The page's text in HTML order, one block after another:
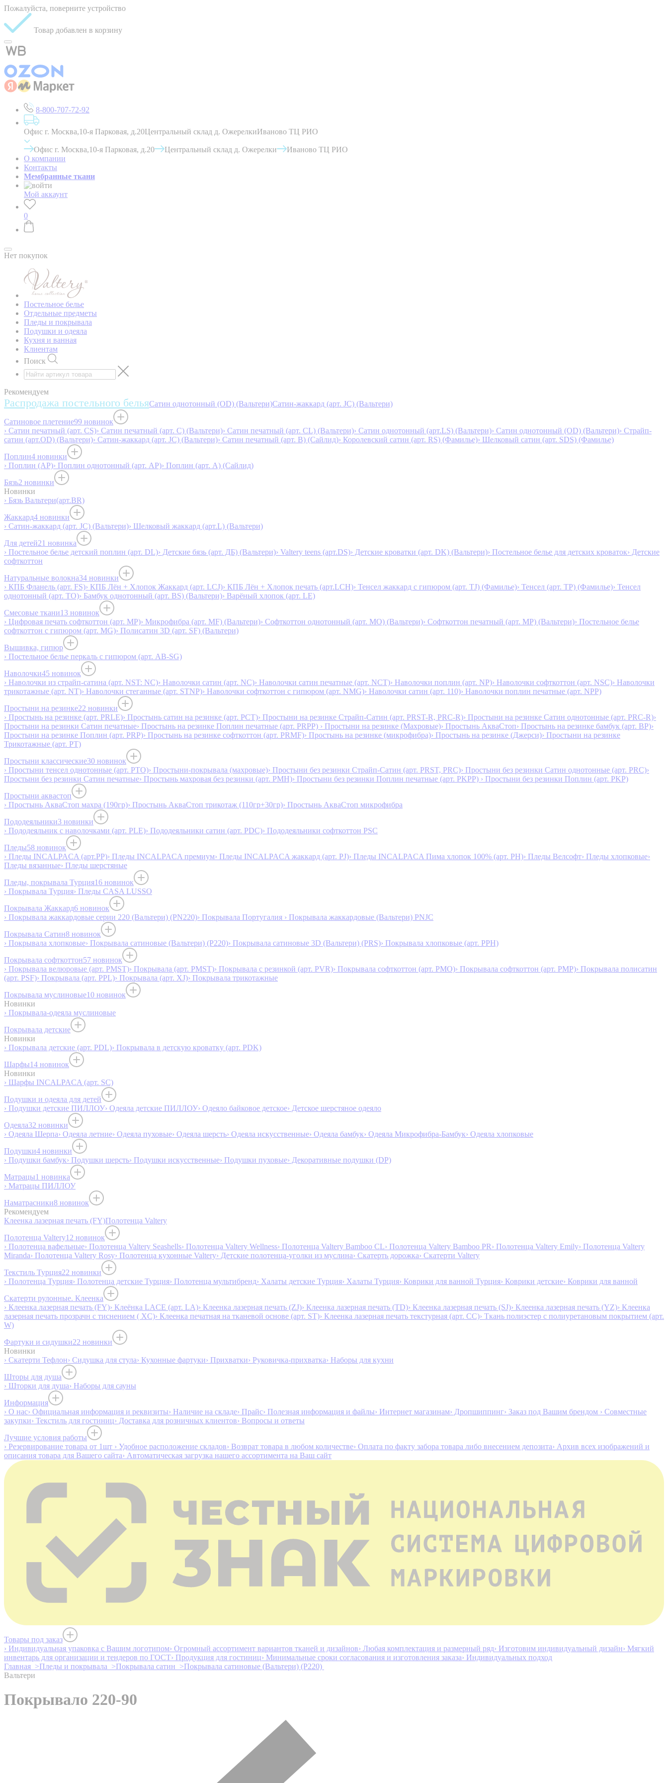
Пожалуйста, поверните устройство
Товар добавлен в корзину
8-800-707-72-92
Офис г. Москва,10-я Парковая, д.20Центральный склад д. ОжерелкиИваново ТЦ РИО
Офис г. Москва,10-я Парковая, д.20 Центральный склад д. Ожерелки
Иваново ТЦ РИО
О компании
Контакты
Мембранные ткани
Мой аккаунт
0
Нет покупок
Постельное белье
Отдельные предметы
Пледы и покрывала
Подушки и одеяла
Кухня и ванная
Клиентам
Поиск
Рекомендуем
Распродажа постельного бельяСатин однотонный (OD) (Вальтери)Сатин-жаккард (арт. JC) (Вальтери)
Сатиновое плетение99 новинок
› Сатин печатный (арт. СS)› Сатин печатный (арт. С) (Вальтери)› Сатин печатный (арт. СL) (Вальтери)› Сатин однотонный (арт.LS) (Вальтери)› Сатин однотонный (OD) (Вальтери)› Страйп-
сатин (арт.OD) (Вальтери)› Сатин-жаккард (арт. JC) (Вальтери)› Сатин печатный (арт. В) (Сайлид)› Королевский сатин (арт. RS) (Фамилье)› Шелковый сатин (арт. SDS) (Фамилье)
Поплин4 новинки
› Поплин (AP)› Поплин однотонный (арт. AP)› Поплин (арт. А) (Сайлид)
Бязь2 новинки
Новинки
› Бязь Вальтери(арт.BR)
Жаккард4 новинки
› Сатин-жаккард (арт. JC) (Вальтери)› Шелковый жаккард (арт.L) (Вальтери)
Для детей21 новинка
› Постельное белье детский поплин (арт. DL)› Детские бязь (арт. ДБ) (Вальтери)› Valtery teens (арт.DS)› Детские кроватки (арт. DK) (Вальтери)› Постельное белье для детских кроваток› Детские
софткоттон
Натуральные волокна34 новинки
› КПБ Фланель (арт. FS)› КПБ Лён + Хлопок Жаккард (арт. LCJ)› КПБ Лён + Хлопок печать (арт.LCH)› Тенсел жаккард с гипюром (арт. TJ) (Фамилье)› Тенсел (арт. ТР) (Фамилье)› Тенсел
однотонный (арт. TO)› Бамбук однотонный (арт. BS) (Вальтери)› Варёный хлопок (арт. LE)
Смесовые ткани13 новинок
› Цифровая печать софткоттон (арт. MP)› Микрофибра (арт. MF) (Вальтери)› Софткоттон однотонный (арт. MO) (Вальтери)› Софткоттон печатный (арт. MР) (Вальтери)› Постельное белье
софткоттон с гипюром (арт. MG)› Полисатин 3D (арт. SF) (Вальтери)
Вышивка, гипюр
› Постельное белье перкаль с гипюром (арт. AB-SG)
Наволочки45 новинок
› Наволочки из страйп-сатина (арт. NST: NC)› Наволочки сатин (арт. NC)› Наволочки сатин печатные (арт. NCT)› Наволочки поплин (арт. NP)› Наволочки софткоттон (арт. NSC)› Наволочки
трикотажные (арт. NT)› Наволочки стеганные (арт. STNP)› Наволочки софткоттон с гипюром (арт. NMG)› Наволочки сатин (арт. 110)› Наволочки поплин печатные (арт. NPP)
Простыни на резинке22 новинки
› Простынь на резинке (арт. PRLE)› Простынь сатин на резинке (арт. PCT)› Простыни на резинке Страйп-Сатин (арт. PRST-R, PRC-R)› Простыни на резинке Сатин однотонные (арт. PRC-R)›
Простыни на резинки Сатин печатные› Простынь на резинке Поплин печатные (арт. PRPP) › Простыни на резинке (Махровые)› Простынь АкваСтоп› Простынь на резинке бамбук (арт. BP)›
Простыни на резинке Поплин (арт. PRP)› Простынь на резинке софткоттон (арт. PRMF)› Простынь на резинке (микрофибра)› Простынь на резинке (Джерси)› Простыни на резинке
Трикотажные (арт. РТ)
Простыни классические30 новинок
› Простыни тенсел однотонные (арт. PTO)› Простыни-покрывала (махровые)› Простыни без резинки Страйп-Сатин (арт. PRST, PRC)› Простыни без резинки Сатин однотонные (арт. PRC)›
Простыни без резинки Сатин печатные› Простынь махровая без резинки (арт. PMH)› Простыни без резинки Поплин печатные (арт. PKPP) › Простыни без резинки Поплин (арт. PKP)
Простыни аквастоп
› Простынь АкваСтоп махра (190гр)› Простынь АкваСтоп трикотаж (110гр+30гр)› Простынь АкваСтоп микрофибра
Пододеяльники3 новинки
› Пододеяльник с наволочками (арт. PLE)› Пододеяльники сатин (арт. PDC)› Пододеяльники софткоттон PSC
Пледы58 новинок
› Пледы INCALPACA (арт.PP)› Пледы INCALPACA премиум› Пледы INCALPACA жаккард (арт. PJ)› Пледы INCALPACA Пима хлопок 100% (арт. PH)› Пледы Велсофт› Пледы хлопковые›
Пледы вязанные› Пледы шерстяные
Пледы, покрывала Турция16 новинок
› Покрывала Турция› Пледы CASA LUSSO
Покрывала Жаккард6 новинок
› Покрывала жаккардовые серии 220 (Вальтери) (PN220)› Покрывала Португалия › Покрывала жаккардовые (Вальтери) PNJC
Покрывала Сатин8 новинок
› Покрывала хлопковые› Покрывала сатиновые (Вальтери) (P220)› Покрывала сатиновые 3D (Вальтери) (PRS)› Покрывала хлопковые (арт. PPH)
Покрывала софткоттон57 новинок
› Покрывала велюровые (арт. PMST)› Покрывала (арт. PMST)› Покрывала с резинкой (арт. PVR)› Покрывала софткоттон (арт. PMO)› Покрывала софткоттон (арт. PMP)› Покрывала полисатин
(арт. PSF)› Покрывала (арт. PPL)› Покрывала (арт. XJ)› Покрывала трикотажные
Покрывала муслиновые10 новинок
Новинки
› Покрывала-одеяла муслиновые
Покрывала детские
Новинки
› Покрывала детские (арт. PDL)› Покрывала в детскую кроватку (арт. PDK)
Шарфы14 новинок
Новинки
› Шарфы INCALPACA (арт. SC)
Подушки и одеяла для детей
› Подушки детские ПИЛЛОУ› Одеяла детские ПИЛЛОУ› Одеяло байковое детское› Детское шерстяное одеяло
Одеяла32 новинки
› Одеяла Шерпа› Одеяла летние› Одеяла пуховые› Одеяла шерсть› Одеяла искусственные› Одеяла бамбук› Одеяла Микрофибра-Бамбук› Одеяла хлопковые
Подушки4 новинки
› Подушки бамбук› Подушки шерсть› Подушки искусственные› Подушки пуховые› Декоративные подушки (DP)
Матрацы1 новинка
› Матрацы ПИЛЛОУ
Наматрасники8 новинок
Рекомендуем
Клеенка лазерная печать (FY)Полотенца Valtery
Полотенца Valtery12 новинок
› Полотенца вафельные› Полотенца Valtery Seashells› Полотенца Valtery Wellness› Полотенца Valtery Bamboo CL› Полотенца Valtery Bamboo PR› Полотенца Valtery Emily› Полотенца Valtery
Miranda› Полотенца Valtery Rosy› Полотенца кухонные Valtery› Детские полотенца-уголки из муслина› Скатерть дорожка› Скатерти Valtery
Текстиль Турция22 новинки
› Полотенца Турция› Полотенца детские Турция› Полотенца мультибренд› Халаты детские Турция› Халаты Турция› Коврики для ванной Турция› Коврики детские› Коврики для ванной
Скатерти рулонные. Клеенка
› Клеенка лазерная печать (FY)› Клеёнка LACE (арт. LA)› Клеенка лазерная печать (ZJ)› Клеенка лазерная печать (TD)› Клеенка лазерная печать (SJ)› Клеенка лазерная печать (YZ)› Клеенка
лазерная печать прозрачн с тиснением ( XC)› Клеенка печатная на тканевой основе (арт. ST)› Клеенка лазерная печать текстурная (арт. CC)› Ткань полиэстер с полиуретановым покрытием (арт.
W)
Фартуки и сидушки22 новинки
Новинки
› Скатерти Тефлон› Сидушка для стула› Кухонные фартуки› Прихватки› Руковичка-прихватка› Наборы для кухни
Шторы для душа
› Шторки для душа› Наборы для сауны
Информация
› О нас› Официальная информация и реквизиты› Наличие на складе› Прайс› Полезная информация и файлы› Интернет магазинам› Дропшиппинг› Заказ под Вашим брендом › Совместные
закупки› Текстиль для гостиниц› Доставка для розничных клиентов› Вопросы и ответы
Лучшие условия работы
› Резервирование товара от 1шт › Удобное расположение складов› Возврат товара в любом количестве› Оплата по факту забора товара либо внесением депозита› Архив всех изображений и
описания товара для Вашего сайта› Автоматическая загрузка нашего ассортимента на Ваш сайт
Товары под заказ
› Индивидуальная упаковка с Вашим логотипом› Огромный ассортимент вариантов тканей и дизайнов› Любая комплектация и размерный ряд› Изготовим индивидуальный дизайн› Мягкий
инвентарь для организации и тендеров по ГОСТ› Продукция для гостиниц› Минимальные сроки согласования и изготовления заказа› Индивидуальных подход
Главная >Пледы и покрывала >Покрывала сатин >Покрывала сатиновые (Вальтери) (P220)
Вальтери
Покрывало 220-90